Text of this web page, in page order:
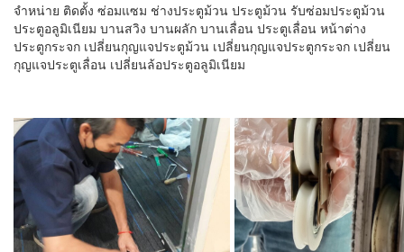
จำหน่าย ติดตั้ง ซ่อมแซม ช่างประตูม้วน ประตูม้วน รับซ่อมประตูม้วน
ประตูอลูมิเนียม บานสวิง บานผลัก บานเลื่อน ประตูเลื่อน หน้าต่าง
ประตูกระจก เปลี่ยนกุญแจประตูม้วน เปลี่ยนกุญแจประตูกระจก เปลี่ยน
กุญแจประตูเลื่อน เปลี่ยนล้อประตูอลูมิเนียม